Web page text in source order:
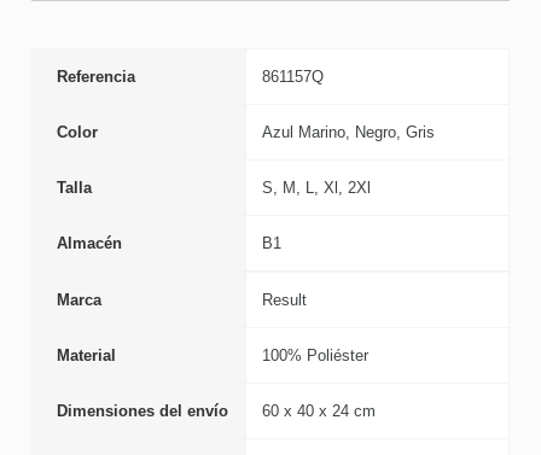
Referencia 861157Q
Color Azul Marino, Negro, Gris
Talla S, M, L, Xl, 2Xl
Almacén B1
Marca Result
Material 100% Poliéster
Dimensiones del envío 60 x 40 x 24 cm